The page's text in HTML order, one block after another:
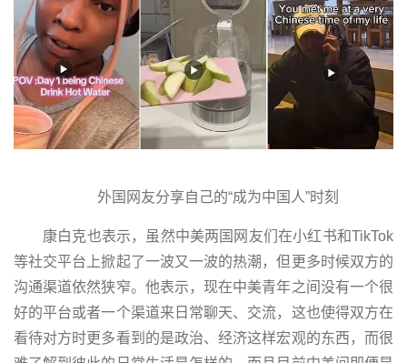
外国网友分享自己的“成为中国人”时刻
康白克也表示，虽然中美两国网友们在小红书和TikTok
等社交平台上掀起了一波又一波的热潮，但更多时候双方的
沟通渠道依然狭窄。他表示，现在中美青年之间没有一个很
好的平台或者一个渠道来日常聊天、交流，这也使得双方在
看待对方时更多看到的是政治、经济这样宏观的东西，而很